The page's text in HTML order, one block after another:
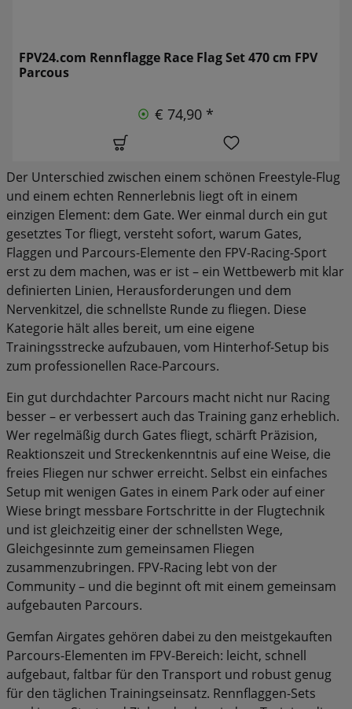
FPV24.com Rennflagge Race Flag Set 470 cm FPV
Parcous
€ 74,90 *
Der Unterschied zwischen einem schönen Freestyle-Flug
und einem echten Rennerlebnis liegt oft in einem
einzigen Element: dem Gate. Wer einmal durch ein gut
gesetztes Tor fliegt, versteht sofort, warum Gates,
Flaggen und Parcours-Elemente den FPV-Racing-Sport
erst zu dem machen, was er ist – ein Wettbewerb mit klar
definierten Linien, Herausforderungen und dem
Nervenkitzel, die schnellste Runde zu fliegen. Diese
Kategorie hält alles bereit, um eine eigene
Trainingsstrecke aufzubauen, vom Hinterhof-Setup bis
zum professionellen Race-Parcours.
Ein gut durchdachter Parcours macht nicht nur Racing
besser – er verbessert auch das Training ganz erheblich.
Wer regelmäßig durch Gates fliegt, schärft Präzision,
Reaktionszeit und Streckenkenntnis auf eine Weise, die
freies Fliegen nur schwer erreicht. Selbst ein einfaches
Setup mit wenigen Gates in einem Park oder auf einer
Wiese bringt messbare Fortschritte in der Flugtechnik
und ist gleichzeitig einer der schnellsten Wege,
Gleichgesinnte zum gemeinsamen Fliegen
zusammenzubringen. FPV-Racing lebt von der
Community – und die beginnt oft mit einem gemeinsam
aufgebauten Parcours.
Gemfan Airgates gehören dabei zu den meistgekauften
Parcours-Elementen im FPV-Bereich: leicht, schnell
aufgebaut, faltbar für den Transport und robust genug
für den täglichen Trainingseinsatz. Rennflaggen-Sets